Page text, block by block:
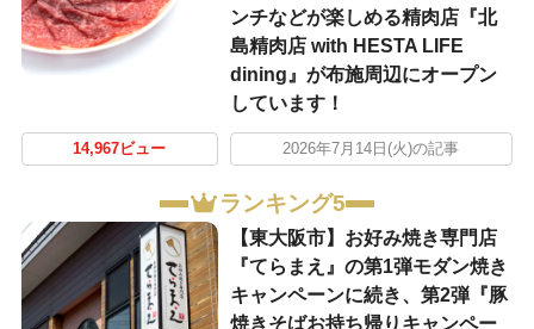
ンチなどが楽しめる精肉店『北
島精肉店 with HESTA LIFE
dining』が布施周辺にオープン
しています！
14,967ビュー 2026年7月14日(火)の記事
ランキング5
【東大阪市】お好み焼き専門店
『てらまえ』の第1弾モダン焼き
キャンペーンに続き、第2弾『豚
焼きそばお持ち帰りキャンペー